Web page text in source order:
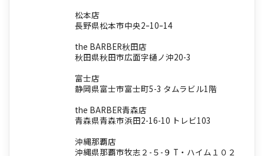
松本店
長野県松本市中央2ｰ10ｰ14
the BARBER秋田店
秋田県秋田市広面字樋ノ沖20-3
富士店
静岡県富士市富士町5-3 タムラビル1階
the BARBER青森店
青森県青森市浜田2-16-10 トレビ103
沖縄那覇店
沖縄県那覇市牧志２-５-９ T・ハイム１０２